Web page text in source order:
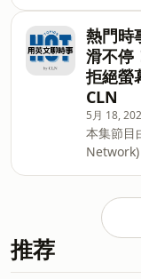
http://
製作團
Lily
Chen、
熱門時事
懂深度話
免費取得
https://
HOT 電
界趨勢：
https://
👇 一邊
製作團
Reina
熱門時
滑不停
拒絕螢
CLN
5月 18,
本集節
Network)
懂深度
免費取
推荐